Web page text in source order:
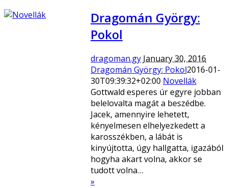
Dragomán György:
Pokol
dragoman.gy January 30, 2016
Dragomán György: Pokol2016-01-
30T09:39:32+02:00 Novellák
Gottwald esperes úr egyre jobban
belelovalta magát a beszédbe.
Jacek, amennyire lehetett,
kényelmesen elhelyezkedett a
karosszékben, a lábát is
kinyújtotta, úgy hallgatta, igazából
hogyha akart volna, akkor se
tudott volna…
»